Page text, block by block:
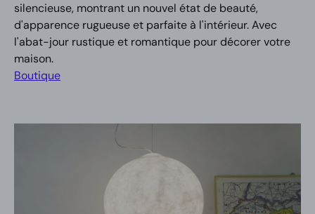
silencieuse, montrant un nouvel état de beauté,
d'apparence rugueuse et parfaite à l'intérieur. Avec
l'abat-jour rustique et romantique pour décorer votre
maison.
Boutique